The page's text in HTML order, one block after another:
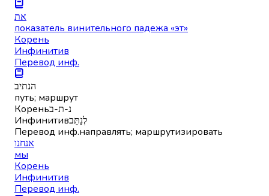
את
показатель винительного падежа «эт»
Корень
Инфинитив
Перевод инф.
הנתיב
путь; маршрут
Кореньנ-ת-ב
Инфинитивלְנַתֵּב
Перевод инф.направлять; маршрутизировать
אנחנו
мы
Корень
Инфинитив
Перевод инф.